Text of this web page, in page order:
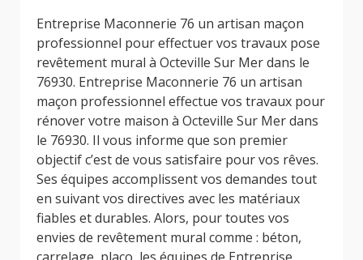
Entreprise Maconnerie 76 un artisan maçon
professionnel pour effectuer vos travaux pose
revêtement mural à Octeville Sur Mer dans le
76930. Entreprise Maconnerie 76 un artisan
maçon professionnel effectue vos travaux pour
rénover votre maison à Octeville Sur Mer dans
le 76930. Il vous informe que son premier
objectif c’est de vous satisfaire pour vos rêves.
Ses équipes accomplissent vos demandes tout
en suivant vos directives avec les matériaux
fiables et durables. Alors, pour toutes vos
envies de revêtement mural comme : béton,